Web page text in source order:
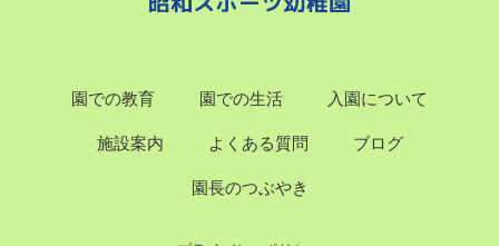
園での教育 園での生活 入園について
施設案内 よくある質問 ブログ
園長のつぶやき